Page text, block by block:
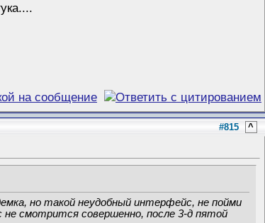
#815 ^
но такой неудобный интерфейс, не пойми
не смотрится совершенно, после 3-д пятой